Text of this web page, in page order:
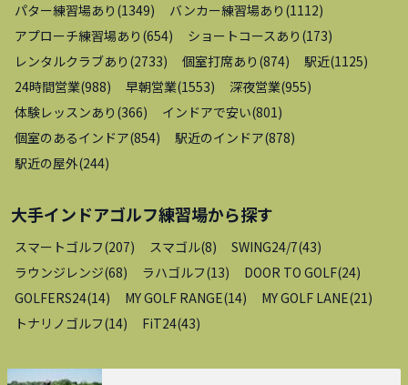
パター練習場あり (1349) バンカー練習場あり (1112)
アプローチ練習場あり (654) ショートコースあり (173)
レンタルクラブあり (2733) 個室打席あり (874) 駅近(1125)
24時間営業(988) 早朝営業(1553) 深夜営業(955)
体験レッスンあり (366) インドアで安い(801)
個室のあるインドア(854) 駅近のインドア(878)
駅近の屋外(244)
大手インドアゴルフ練習場から探す
スマートゴルフ(207) スマゴル(8) SWING24/7(43)
ラウンジレンジ(68) ラハゴルフ(13) DOOR TO GOLF(24)
GOLFERS24(14) MY GOLF RANGE(14) MY GOLF LANE(21)
トナリノゴルフ(14) FiT24(43)